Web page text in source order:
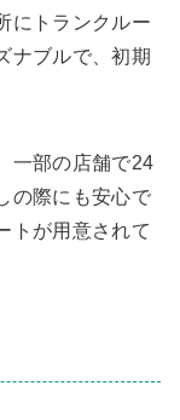
にトランクルー
ナブルで、初期
一部の店舗で24
の際にも安心で
トが用意されて